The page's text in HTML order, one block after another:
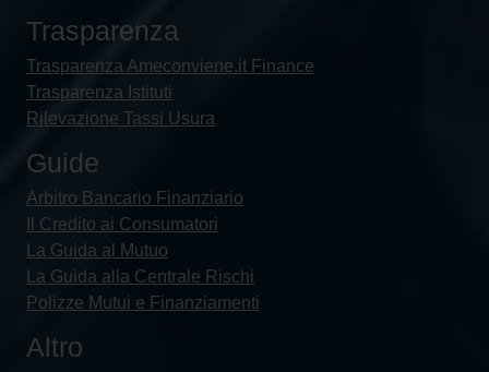
Trasparenza
Trasparenza Ameconviene.it Finance
Trasparenza Istituti
Rilevazione Tassi Usura
Guide
Arbitro Bancario Finanziario
Il Credito ai Consumatori
La Guida al Mutuo
La Guida alla Centrale Rischi
Polizze Mutui e Finanziamenti
Altro